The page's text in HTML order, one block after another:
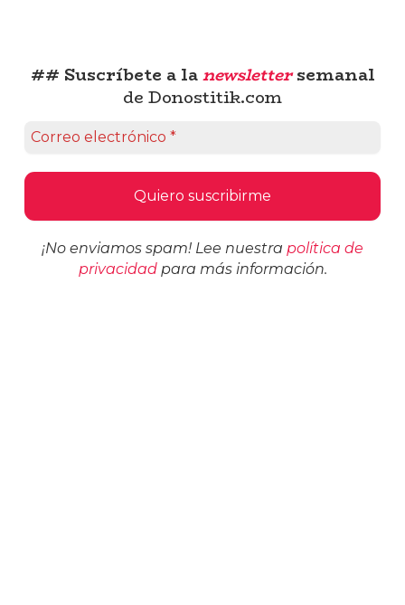
## Suscríbete a lanewslettersemanal
de Donostitik.com
¡No enviamos spam! Lee nuestra política de
privacidadpara más información.